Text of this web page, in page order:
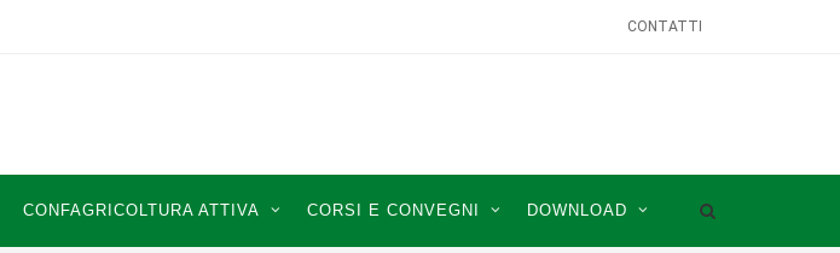
CONTATTI
CONFAGRICOLTURA ATTIVA CORSI E CONVEGNI DOWNLOAD